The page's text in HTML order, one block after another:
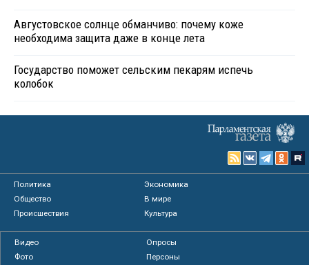
Августовское солнце обманчиво: почему коже
необходима защита даже в конце лета
Государство поможет сельским пекарям испечь
колобок
Политика
Экономика
Общество
В мире
Происшествия
Культура
Видео
Опросы
Фото
Персоны